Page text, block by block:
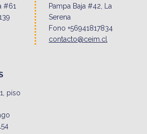
#61
Pampa Baja #42, La
Serena
Fono +56941817834
contacto@ceim.cl
piso